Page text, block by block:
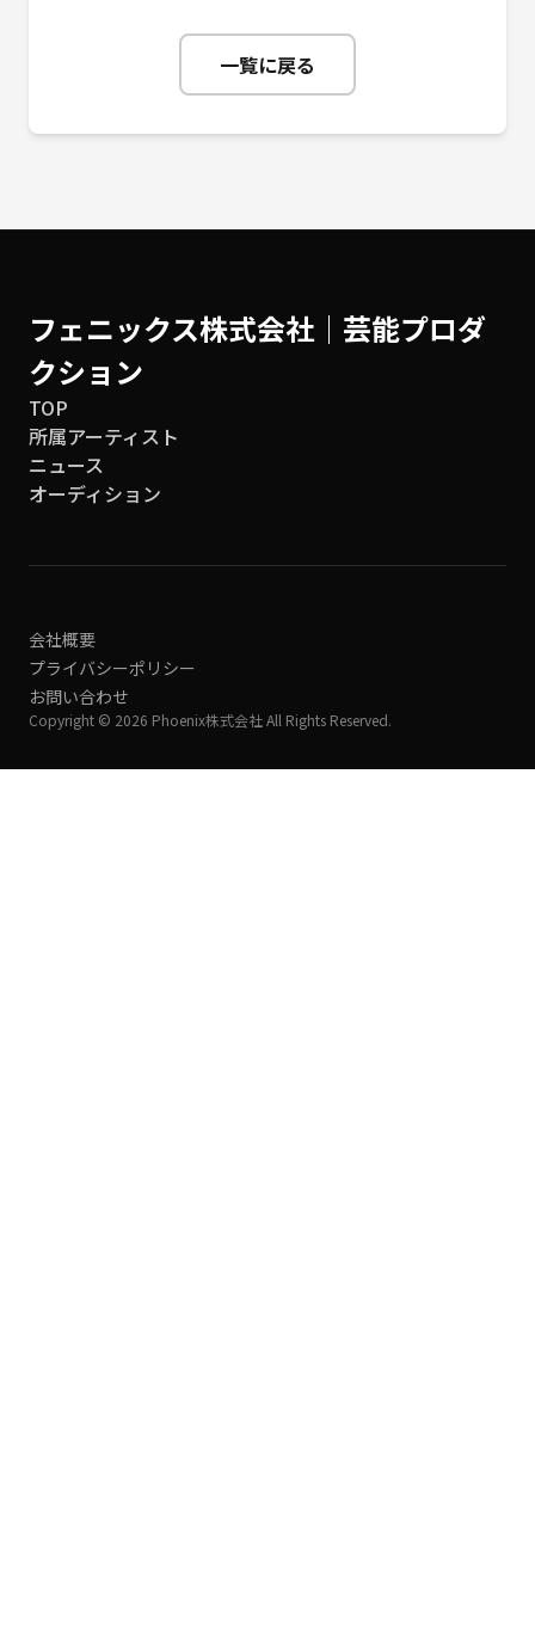
一覧に戻る
フェニックス株式会社│芸能プロダ
クション
TOP
所属アーティスト
ニュース
オーディション
会社概要
プライバシーポリシー
お問い合わせ
Copyright © 2026 Phoenix株式会社 All Rights Reserved.